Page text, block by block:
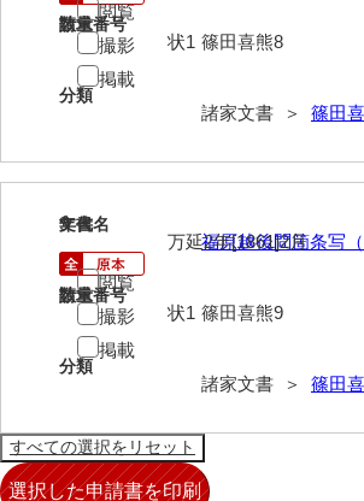
岡家文書（福栄村）
岡家文書（周南市）
岡田家文書（徳地町）
岡田家文書（萩市）
岡藤家文書
岡本家文書（島根県）
岡本家文書（周防大島町）
小川家文書
小川五郎収集史料
尾崎家文書
請求番号
篠田喜熊8
分類
諸家文書 ＞ 篠田
数量
状1
閲覧
撮影
掲載
9
文書名
福原越後問箇条写
請求番号
篠田喜熊9
分類
諸家文書 ＞ 篠田
年代
万延2年[1861]2月
数量
状1
閲覧
撮影
掲載